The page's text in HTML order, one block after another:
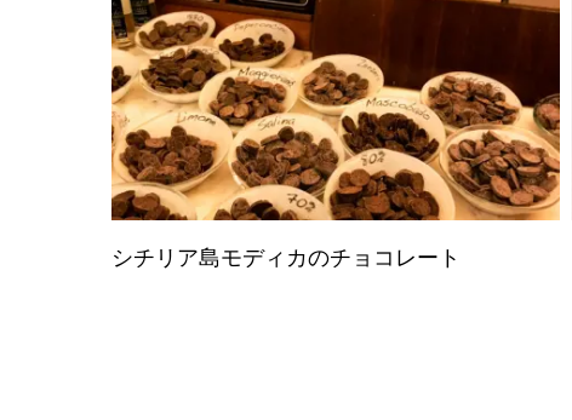
シチリア島モディカのチョコレート